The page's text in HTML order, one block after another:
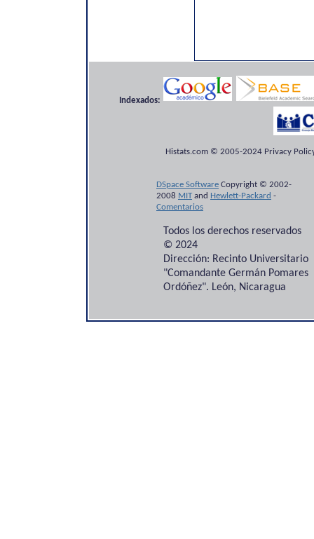
Indexados:
Histats.com © 2005-2024 Privacy
DSpace Software Copyright © 2002-
2008 MITand Hewlett-Packard -
Comentarios
Todos los derechos reservados
© 2024
Dirección: Recinto Universitario
"Comandante Germán Pomares
Ordóñez". León, Nicaragua